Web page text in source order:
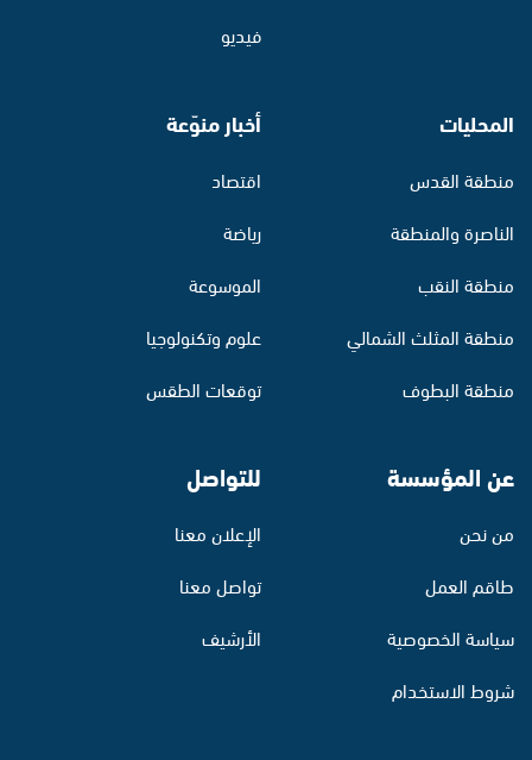
فيديو
المحليات
منطقة القدس
الناصرة والمنطقة
منطقة النقب
منطقة المثلث الشمالي
منطقة البطوف
أخبار منوّعة
اقتصاد
رياضة
الموسوعة
علوم وتكنولوجيا
توقعات الطقس
عن المؤسسة
من نحن
طاقم العمل
سياسة الخصوصية
شروط الاستخدام
للتواصل
الإعلان معنا
تواصل معنا
الأرشيف